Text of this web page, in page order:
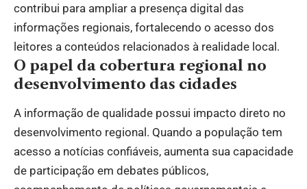
contribui para ampliar a presença digital das
informações regionais, fortalecendo o acesso dos
leitores a conteúdos relacionados à realidade local.
O papel da cobertura regional no
desenvolvimento das cidades
A informação de qualidade possui impacto direto no
desenvolvimento regional. Quando a população tem
acesso a notícias confiáveis, aumenta sua capacidade
de participação em debates públicos,